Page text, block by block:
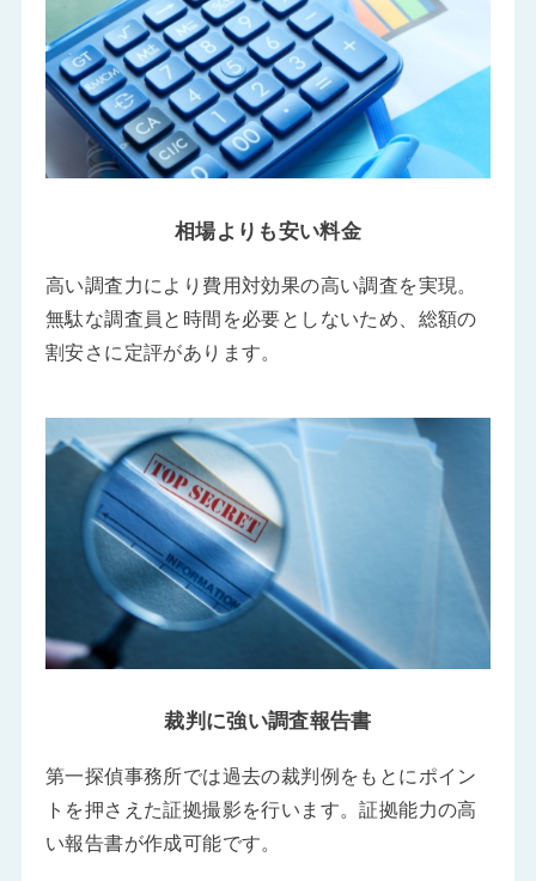
相場よりも安い料金
高い調査力により費用対効果の高い調査を実現。
無駄な調査員と時間を必要としないため、総額の
割安さに定評があります。
裁判に強い調査報告書
第一探偵事務所では過去の裁判例をもとにポイン
トを押さえた証拠撮影を行います。証拠能力の高
い報告書が作成可能です。